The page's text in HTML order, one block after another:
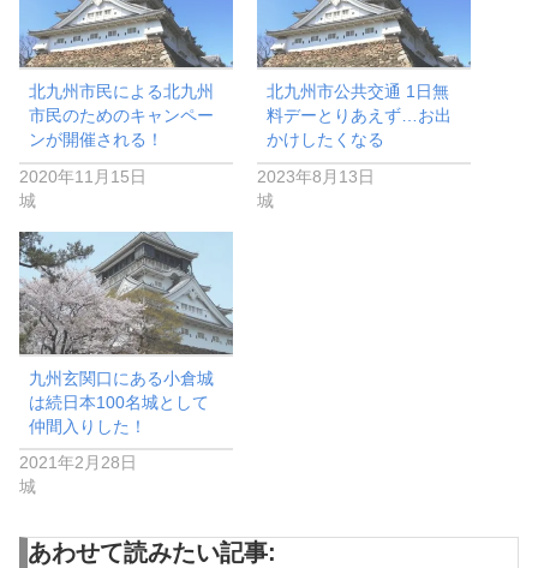
北九州市民による北九州
市民のためのキャンペー
ンが開催される！
2020年11月15日
城
北九州市公共交通 1日無
料デーとりあえず…お出
かけしたくなる
2023年8月13日
城
九州玄関口にある小倉城
は続日本100名城として
仲間入りした！
2021年2月28日
城
あわせて読みたい記事: